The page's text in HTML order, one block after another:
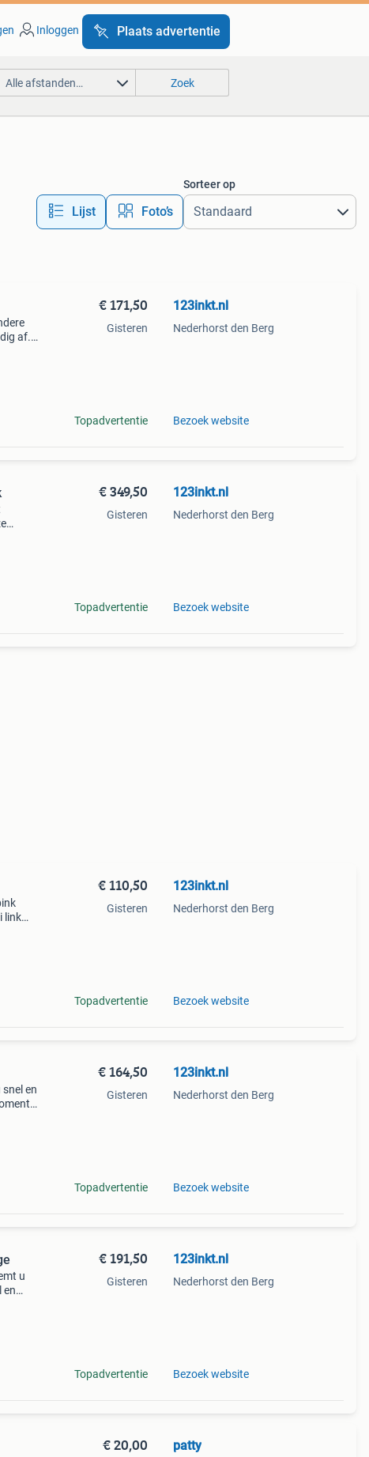
Inloggen Plaats advertentie
Alle afstanden… Zoek
Lijst Foto’s
Sorteer op
af.
€ 171,50
Gisteren
Topadvertentie
123inkt.nl
Nederhorst den Berg
Bezoek website
€ 349,50
Gisteren
Topadvertentie
123inkt.nl
Nederhorst den Berg
Bezoek website
link
€ 110,50
Gisteren
Topadvertentie
123inkt.nl
Nederhorst den Berg
Bezoek website
en
€ 164,50
Gisteren
Topadvertentie
123inkt.nl
Nederhorst den Berg
Bezoek website
u
en
€ 191,50
Gisteren
Topadvertentie
123inkt.nl
Nederhorst den Berg
Bezoek website
€ 20,00 patty